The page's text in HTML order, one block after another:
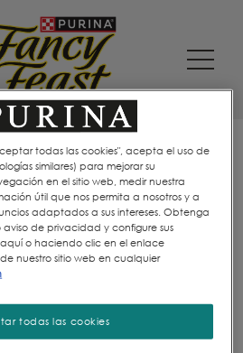
Fancy feast
Feast
Fancy Feast®
información útil
todas las cookies", acepta el uso de
similares) para mejorar su
en el sitio web, medir nuestra
útil que nos permita a nosotros y a
adaptados a sus intereses. Obtenga
de privacidad y configure sus
o haciendo clic en el enlace
nuestro sitio web en cualquier
todas las cookies